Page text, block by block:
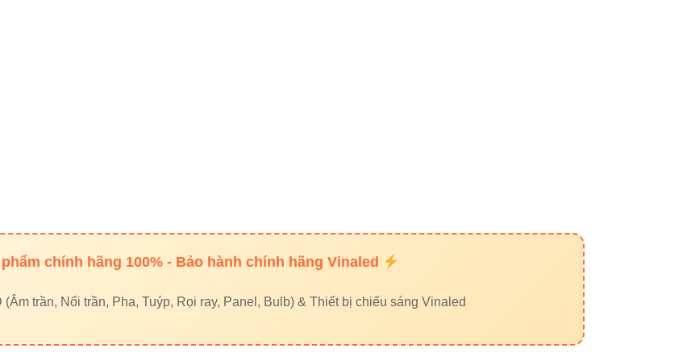
pha Vinaled
lượng: Thiết bị điện VIKI ,Đèn led Skyled
trình bày thông số, tiêu chuẩn ISO, TCVN rõ ràng – giúp đạt chuẩn EEAT (Expertise,
chính hãng 100% - Bảo hành chính hãng Vinaled
trần, Nổi trần, Pha, Tuýp, Rọi ray, Panel, Bulb) & Thiết bị chiếu sáng Vinaled